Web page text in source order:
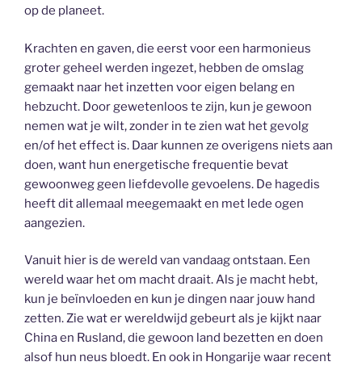
op de planeet.
Krachten en gaven, die eerst voor een harmonieus
groter geheel werden ingezet, hebben de omslag
gemaakt naar het inzetten voor eigen belang en
hebzucht. Door gewetenloos te zijn, kun je gewoon
nemen wat je wilt, zonder in te zien wat het gevolg
en/of het effect is. Daar kunnen ze overigens niets aan
doen, want hun energetische frequentie bevat
gewoonweg geen liefdevolle gevoelens. De hagedis
heeft dit allemaal meegemaakt en met lede ogen
aangezien.
Vanuit hier is de wereld van vandaag ontstaan. Een
wereld waar het om macht draait. Als je macht hebt,
kun je beïnvloeden en kun je dingen naar jouw hand
zetten. Zie wat er wereldwijd gebeurt als je kijkt naar
China en Rusland, die gewoon land bezetten en doen
alsof hun neus bloedt. En ook in Hongarije waar recent